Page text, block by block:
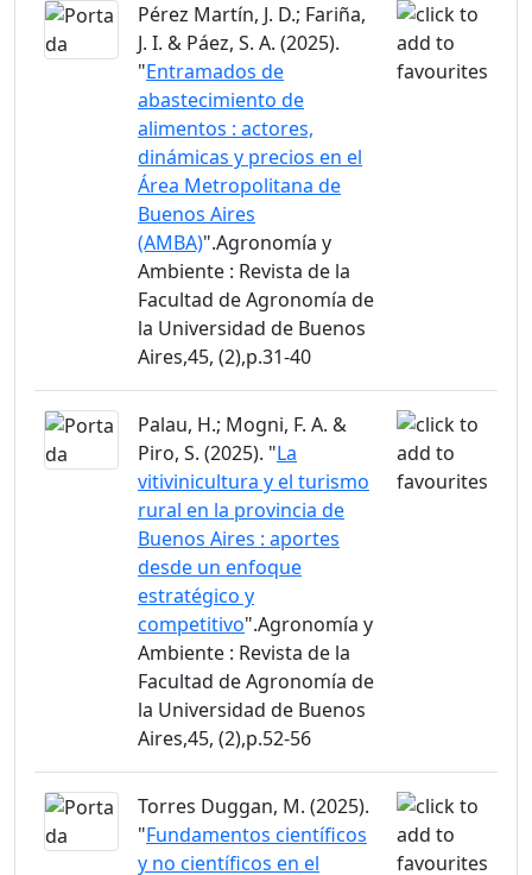
Pérez Martín, J. D.; Fariña,
J. I. & Páez, S. A. (2025).
"Entramados de
abastecimiento de
alimentos : actores,
dinámicas y precios en el
Área Metropolitana de
Buenos Aires
(AMBA)".Agronomía y
Ambiente : Revista de la
Facultad de Agronomía de
la Universidad de Buenos
Aires,45, (2),p.31-40
Palau, H.; Mogni, F. A. &
Piro, S. (2025). "La
vitivinicultura y el turismo
rural en la provincia de
Buenos Aires : aportes
desde un enfoque
estratégico y
competitivo".Agronomía y
Ambiente : Revista de la
Facultad de Agronomía de
la Universidad de Buenos
Aires,45, (2),p.52-56
Torres Duggan, M. (2025).
"Fundamentos científicos
y no científicos en el